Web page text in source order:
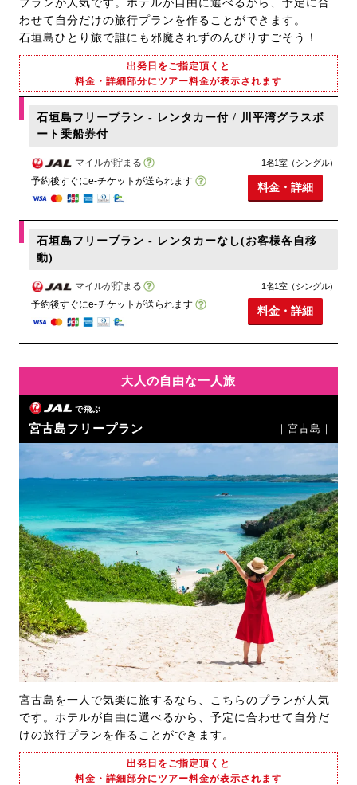
プランが人気です。ホテルが自由に選べるから、予定に合
わせて自分だけの旅行プランを作ることができます。
石垣島ひとり旅で誰にも邪魔されずのんびりすごそう！
出発日をご指定頂くと
料金・詳細部分にツアー料金が表示されます
石垣島フリープラン - レンタカー付 / 川平湾グラスボ
ート乗船券付
マイルが貯まる
予約後すぐにe-チケットが送られます
1名1室（シングル）
料金・詳細
石垣島フリープラン - レンタカーなし(お客様各自移
動)
マイルが貯まる
予約後すぐにe-チケットが送られます
1名1室（シングル）
料金・詳細
大人の自由な一人旅
で飛ぶ
宮古島フリープラン ｜宮古島｜
宮古島を一人で気楽に旅するなら、こちらのプランが人気
です。ホテルが自由に選べるから、予定に合わせて自分だ
けの旅行プランを作ることができます。
出発日をご指定頂くと
料金・詳細部分にツアー料金が表示されます